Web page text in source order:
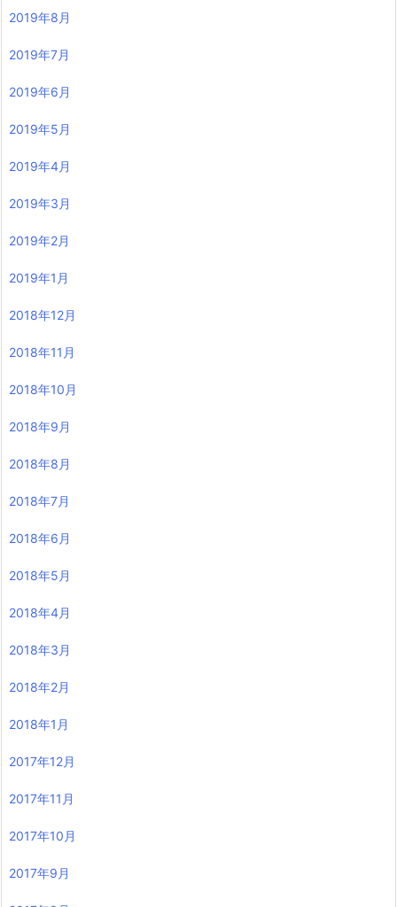
2019年8月
2019年7月
2019年6月
2019年5月
2019年4月
2019年3月
2019年2月
2019年1月
2018年12月
2018年11月
2018年10月
2018年9月
2018年8月
2018年7月
2018年6月
2018年5月
2018年4月
2018年3月
2018年2月
2018年1月
2017年12月
2017年11月
2017年10月
2017年9月